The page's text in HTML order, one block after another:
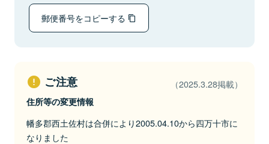
郵便番号をコピーする
ご注意 （2025.3.28掲載）
住所等の変更情報
幡多郡西土佐村は合併により2005.04.10から四万十市に
なりました